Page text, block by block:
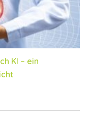
KI – ein